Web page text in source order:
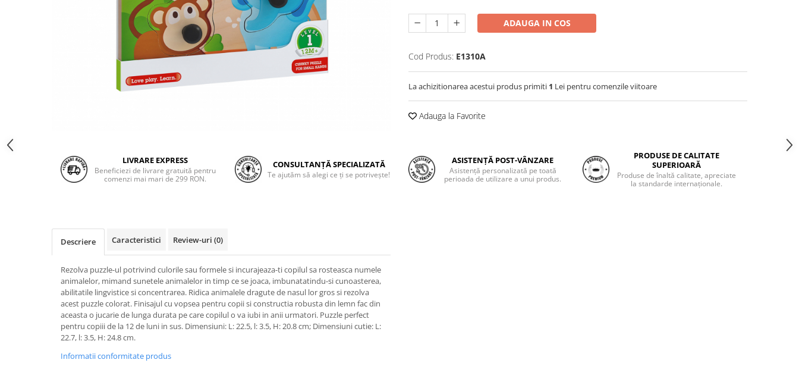
ADAUGA IN COS
Cod Produs: E1310A
La achizitionarea acestui produs primiti 1 Lei pentru comenzile viitoare
Adauga la Favorite
LIVRARE EXPRESS
Beneficiezi de livrare gratuită pentru
comenzi mai mari de 299 RON.
CONSULTANȚĂ SPECIALIZATĂ
Te ajutăm să alegi ce ți se potrivește!
ASISTENȚĂ POST-VÂNZARE
Asistență personalizată pe toată
perioada de utilizare a unui produs.
PRODUSE DE CALITATE
SUPERIOARĂ
Produse de înaltă calitate, apreciate
la standarde internaționale.
Descriere Caracteristici Review-uri (0)
Rezolva puzzle-ul potrivind culorile sau formele si incurajeaza-ti copilul sa rosteasca numele
animalelor, mimand sunetele animalelor in timp ce se joaca, imbunatatindu-si cunoasterea,
abilitatile lingvistice si concentrarea. Ridica animalele dragute de nasul lor gros si rezolva
acest puzzle colorat. Finisajul cu vopsea pentru copii si constructia robusta din lemn fac din
aceasta o jucarie de lunga durata pe care copilul o va iubi in anii urmatori. Puzzle perfect
pentru copiii de la 12 de luni in sus. Dimensiuni: L: 22.5, l: 3.5, H: 20.8 cm; Dimensiuni cutie: L:
22.7, l: 3.5, H: 24.8 cm.
Informatii conformitate produs